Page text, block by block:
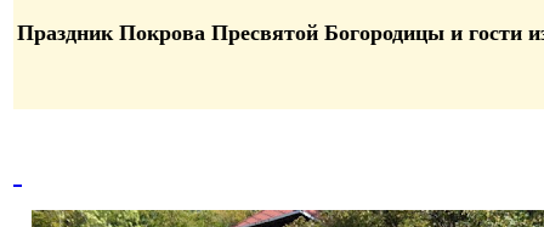
Праздник Покрова Пресвятой Богородицы и гости